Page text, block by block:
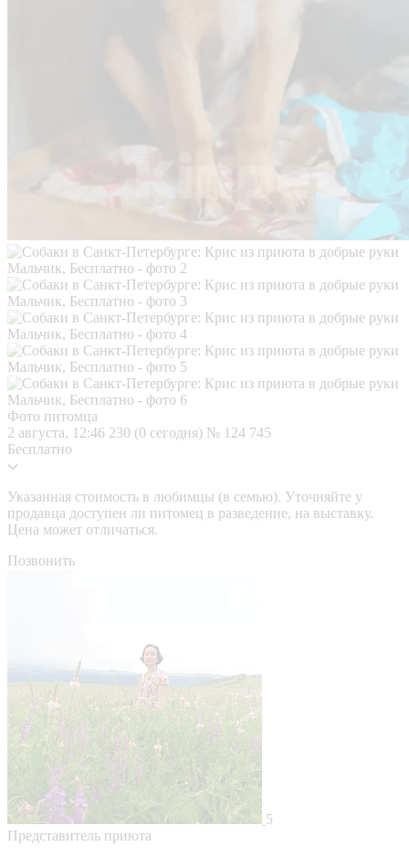
Фото питомца
2 августа, 12:46 230 (0 сегодня) № 124 745
Бесплатно
Указанная стоимость в любимцы (в семью). Уточняйте у
продавца доступен ли питомец в разведение, на выставку.
Цена может отличаться.
Позвонить
5
Представитель приюта